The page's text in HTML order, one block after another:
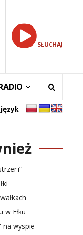
SŁUCHAJ
w Ełku
na wyspie